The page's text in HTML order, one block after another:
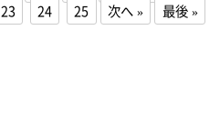
23 24 25 次へ 最後